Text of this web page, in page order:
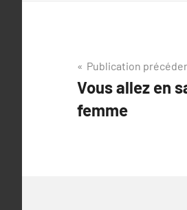
Navigation
de
l’article
Publication
Vous allez en
femme